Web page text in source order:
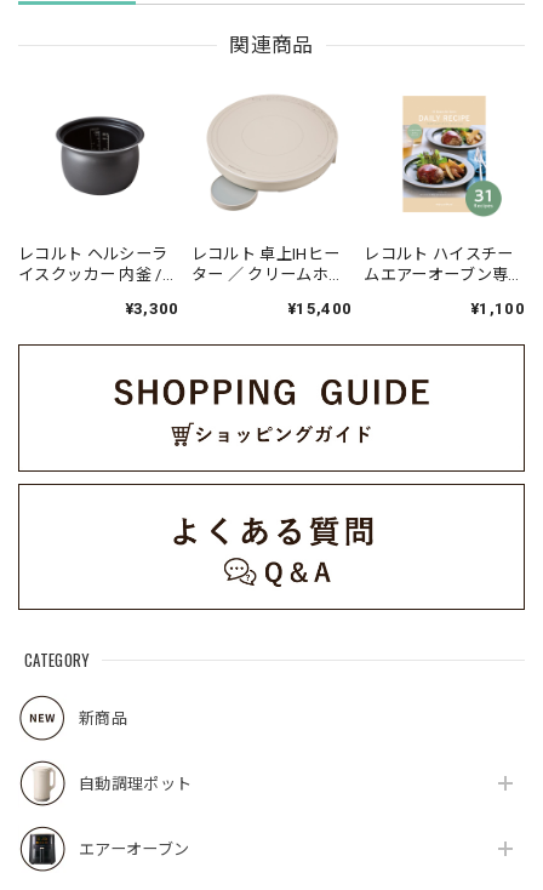
CATEGORY
新商品
自動調理ポット
エアーオーブン
関連商品
レコルト ヘルシーラ
イスクッカー 内釜 /
¥3,300
レコルト 卓上IHヒー
ター ／ クリームホワ
¥15,400
レコルト ハイスチー
ムエアーオーブン専
¥1,100